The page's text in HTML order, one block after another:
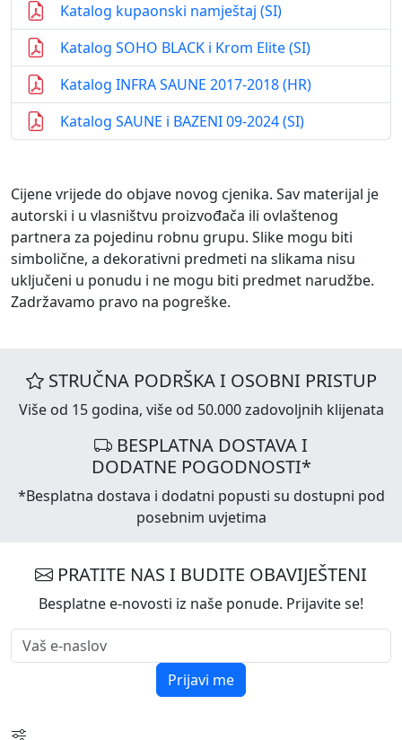
Katalog kupaonski namještaj (SI)
Katalog SOHO BLACK i Krom Elite (SI)
Katalog INFRA SAUNE 2017-2018 (HR)
Katalog SAUNE i BAZENI 09-2024 (SI)
Cijene vrijede do objave novog cjenika. Sav materijal je
autorski i u vlasništvu proizvođača ili ovlaštenog
partnera za pojedinu robnu grupu. Slike mogu biti
simbolične, a dekorativni predmeti na slikama nisu
uključeni u ponudu i ne mogu biti predmet narudžbe.
Zadržavamo pravo na pogreške.
STRUČNA PODRŠKA I OSOBNI PRISTUP
Više od 15 godina, više od 50.000 zadovoljnih klijenata
BESPLATNA DOSTAVA I
DODATNE POGODNOSTI*
*Besplatna dostava i dodatni popusti su dostupni pod
posebnim uvjetima
PRATITE NAS I BUDITE OBAVIJEŠTENI
Besplatne e-novosti iz naše ponude. Prijavite se!
Prijavi me